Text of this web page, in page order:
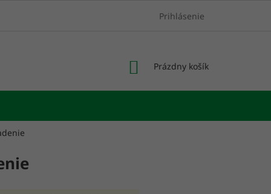
Prihlásenie
NÁKUPNÝ
Prázdny košík